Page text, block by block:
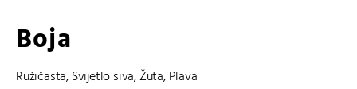
Boja
Ružičasta,Svijetlo siva,Žuta,Plava